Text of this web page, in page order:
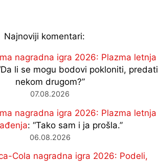
Najnoviji komentari:
nagradna igra 2026: Plazma letnja
Da li se mogu bodovi pokloniti, predati
nekom drugom?”
07.08.2026
nagradna igra 2026: Plazma letnja
: “Tako sam i ja prošla.”
06.08.2026
Cola nagradna igra 2026: Podeli,